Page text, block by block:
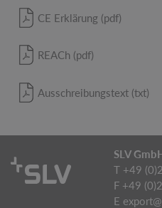
CE Erklärung (pdf)
REACh (pdf)
Ausschreibungstext (txt)
SLV
T +49
F +49
E